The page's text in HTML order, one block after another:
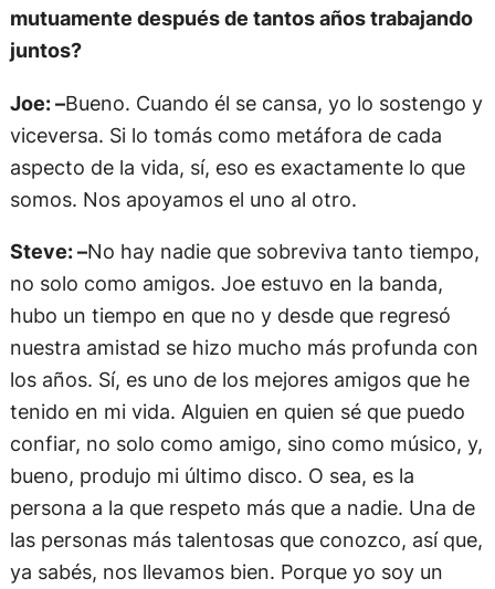
mutuamente después de tantos años trabajando
juntos?
Joe: –Bueno. Cuando él se cansa, yo lo sostengo y
viceversa. Si lo tomás como metáfora de cada
aspecto de la vida, sí, eso es exactamente lo que
somos. Nos apoyamos el uno al otro.
Steve: –No hay nadie que sobreviva tanto tiempo,
no solo como amigos. Joe estuvo en la banda,
hubo un tiempo en que no y desde que regresó
nuestra amistad se hizo mucho más profunda con
los años. Sí, es uno de los mejores amigos que he
tenido en mi vida. Alguien en quien sé que puedo
confiar, no solo como amigo, sino como músico, y,
bueno, produjo mi último disco. O sea, es la
persona a la que respeto más que a nadie. Una de
las personas más talentosas que conozco, así que,
ya sabés, nos llevamos bien. Porque yo soy un